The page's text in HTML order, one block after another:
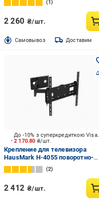
1
2 260 ₴/шт.
Cамовывоз Доставим
2 170.80 ₴/шт.
До -10% з суперкредиткою Visa Вигода
Крепление для телевизора
HausMark H-4055 поворотно-
наклонные 30"-65" черный
2
2 412 ₴/шт.